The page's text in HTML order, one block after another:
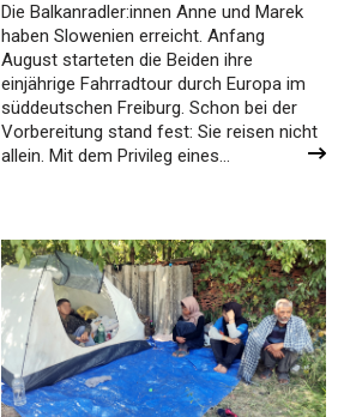
Die Balkanradler:innen Anne und Marek
haben Slowenien erreicht. Anfang
August starteten die Beiden ihre
einjährige Fahrradtour durch Europa im
süddeutschen Freiburg. Schon bei der
Vorbereitung stand fest: Sie reisen nicht
allein. Mit dem Privileg eines…